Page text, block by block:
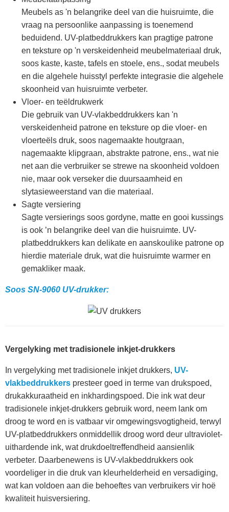
Meubels as 'n belangrike deel van die huisruimte, die
vraag na persoonlike aanpassing is toenemend
beduidend. UV-platbeddrukkers kan pragtige patrone
en teksture op 'n verskeidenheid meubelmateriaal druk,
soos kaste, kaste, tafels en stoele, ens., sodat meubels
en die algehele huisstyl perfekte integrasie die algehele
skoonheid van huisruimte verbeter.
Vloer- en teëldrukwerk
Die gebruik van UV-vlakbeddrukkers kan 'n
verskeidenheid patrone en teksture op die vloer- en
vloerteëls druk, soos nagemaakte houtgraan,
nagemaakte klipgraan, abstrakte patrone, ens., wat nie
net aan die verbruiker se strewe na skoonheid voldoen
nie, maar ook verseker die duursaamheid en
slytasieweerstand van die materiaal.
Sagte versiering
Sagte versierings soos gordyne, matte en gooi kussings
is ook ’n belangrike deel van die huisruimte. UV-
platbeddrukkers kan delikate en aanskoulike patrone op
hierdie materiale druk, wat die huisruimte warmer en
gemakliker maak.
Soos SN-9060 UV-drukker:
Vergelyking met tradisionele inkjet-drukkers
In vergelyking met tradisionele inkjet drukkers, UV-
vlakbeddrukkers presteer goed in terme van drukspoed,
drukakkuraatheid en inkhardingspoed. Die ink wat deur
tradisionele inkjet-drukkers gebruik word, neem lank om
droog te word en is vatbaar vir omgewingsvogtigheid, terwyl
UV-platbeddrukkers onmiddellik droog word deur ultraviolet-
uithardende ink, wat drukdoeltreffendheid aansienlik
verbeter. Daarbenewens is UV-vlakbeddrukkers ook
voordeliger in die druk van kleurhelderheid en versadiging,
wat kan voldoen aan die behoeftes van verbruikers vir hoë
kwaliteit huisversiering.